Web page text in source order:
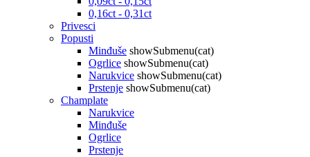
0,16ct - 0,31ct
Privesci
Popusti
Minđuše showSubmenu(cat)
Ogrlice showSubmenu(cat)
Narukvice showSubmenu(cat)
Prstenje showSubmenu(cat)
Champlate
Narukvice
Minđuše
Ogrlice
Prstenje